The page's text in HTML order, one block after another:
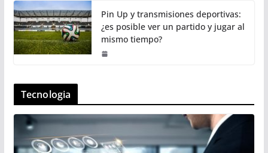
Pin Up y transmisiones deportivas:
¿es posible ver un partido y jugar al
mismo tiempo?
Tecnologia